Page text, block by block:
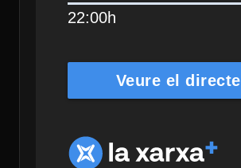
22:00h
Veure el directe